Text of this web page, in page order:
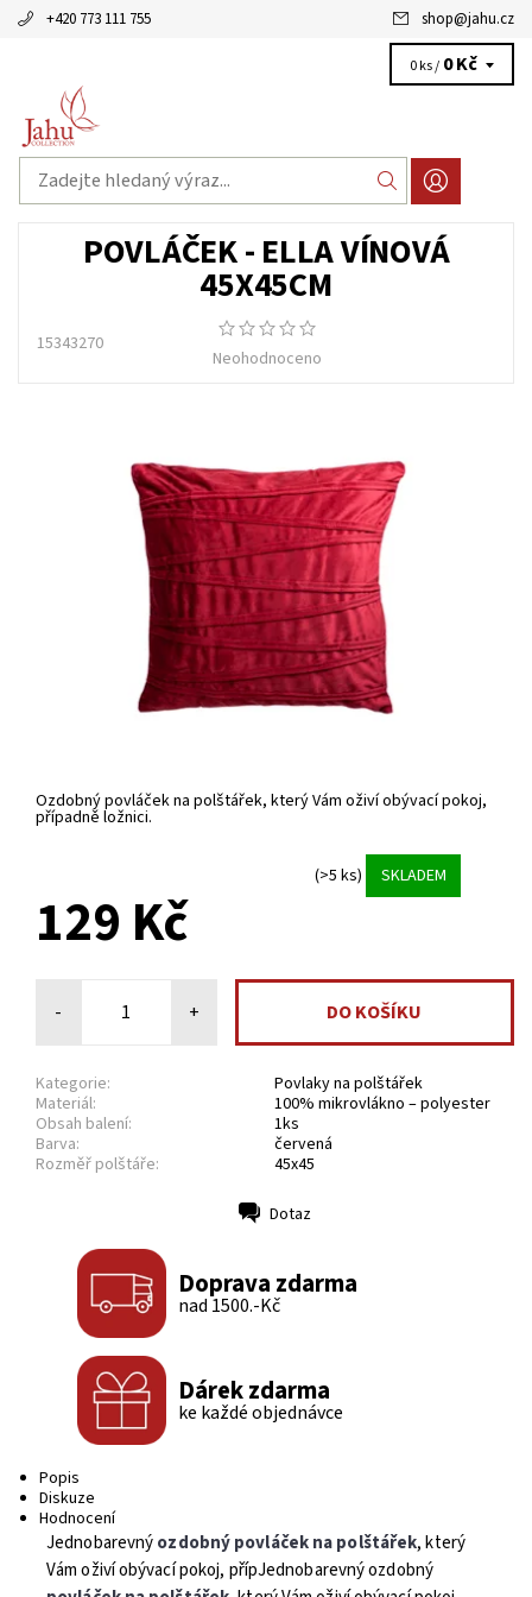
+420 773 111 755 shop@jahu.cz
0 ks / 0 Kč
POVLÁČEK - ELLA VÍNOVÁ
45X45CM
15343270
Neohodnoceno
Ozdobný povláček na polštářek, který Vám oživí obývací pokoj,
případně ložnici.
(>5 ks) SKLADEM
129 Kč
- +
Kategorie:
Povlaky na polštářek
Materiál:
100% mikrovlákno – polyester
Obsah balení:
1ks
Barva:
červená
Rozměř polštáře:
45x45
Dotaz
Doprava zdarma
nad 1500.-Kč
Dárek zdarma
ke každé objednávce
Popis
Diskuze
Hodnocení
Jednobarevnýozdobný povláček na polštářek, který
Vám oživí obývací pokoj, přípJednobarevný ozdobný